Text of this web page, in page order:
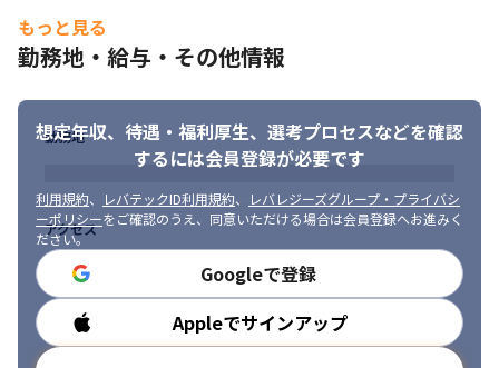
もっと見る
勤務地・給与・その他情報
想定年収、待遇・福利厚生、 選考プロセスなどを確認
するには会員登録が必要です
利用規約、 レバテックID利用規約、
レバレジーズグループ・プライバシ
ーポリシーをご確認のうえ、同意いただける場合は会員登録へお進みく
ださい。
Googleで登録
Appleでサインアップ
勤務地
アクセス
勤務時間